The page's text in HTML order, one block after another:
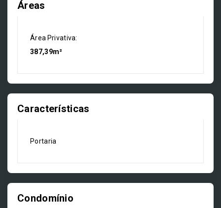
Áreas
Área Privativa:
387,39m²
Características
Portaria
Condomínio